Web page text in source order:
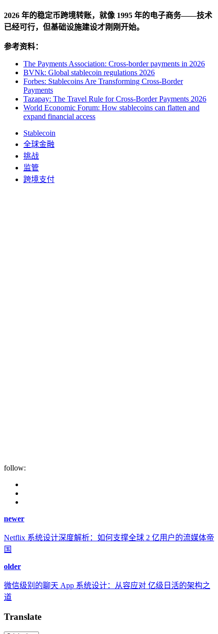
2026 年的稳定币跨境转账，就像 1995 年的电子商务——技术
已经可行，但基础设施建设才刚刚开始。
参考资料：
The Payments Association: Cross-border payments in 2026
BVNk: Global stablecoin regulations 2026
Forbes: Stablecoins Are Transforming Cross-Border
Payments
Tazapay: The Travel Rule for Cross-Border Payments 2026
World Economic Forum: How stablecoins can flatten and
expand financial access
Stablecoin
全球金融
挑战
监管
跨境支付
follow:
newer
Netflix 系统设计深度解析：如何支撑全球 2 亿用户的流媒体帝
国
older
微信级别的聊天 App 系统设计：从容应对 亿级日活的架构之
道
Translate